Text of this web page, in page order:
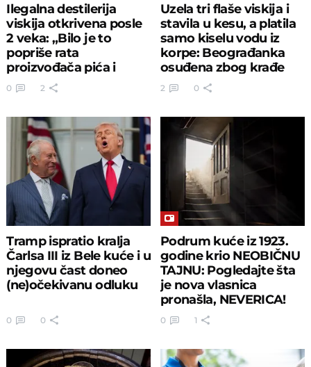
Ilegalna destilerija
viskija otkrivena posle
2 veka: „Bilo je to
popriše rata
proizvođača pića i
poreznika“
0 2
Uzela tri flaše viskija i
stavila u kesu, a platila
samo kiselu vodu iz
korpe: Beograđanka
osuđena zbog krađe
2 0
Tramp ispratio kralja
Čarlsa III iz Bele kuće i u
njegovu čast doneo
(ne)očekivanu odluku
0 0
Podrum kuće iz 1923.
godine krio NEOBIČNU
TAJNU: Pogledajte šta
je nova vlasnica
pronašla, NEVERICA!
0 1